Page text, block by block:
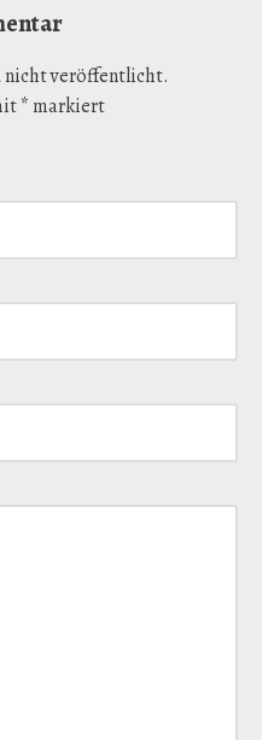
nicht veröffentlicht.
* markiert